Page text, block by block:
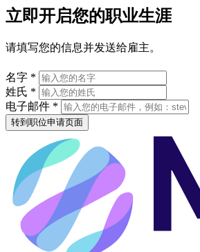
立即开启您的职业生涯
请填写您的信息并发送给雇主。
名字 *
姓氏 *
电子邮件 *
转到职位申请页面